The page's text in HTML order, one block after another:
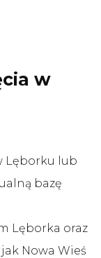
w
Lęborku lub
bazę
Lęborka oraz
Nowa Wieś